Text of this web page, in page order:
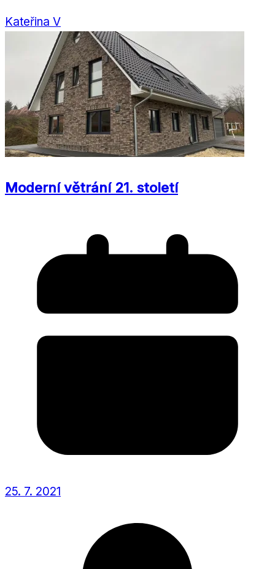
Kateřina V
Moderní větrání 21. století
25. 7. 2021